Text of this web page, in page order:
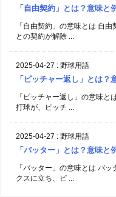
「自由契約」とは？意味と
「自由契約」の意味とは 自
との契約が解除 ...
2025-04-27 : 野球用語
「ピッチャー返し」とは？
「ピッチャー返し」の意味
打球が、ピッチ ...
2025-04-27 : 野球用語
「バッター」とは？意味と
「バッター」の意味とは バ
クスに立ち、ピ ...